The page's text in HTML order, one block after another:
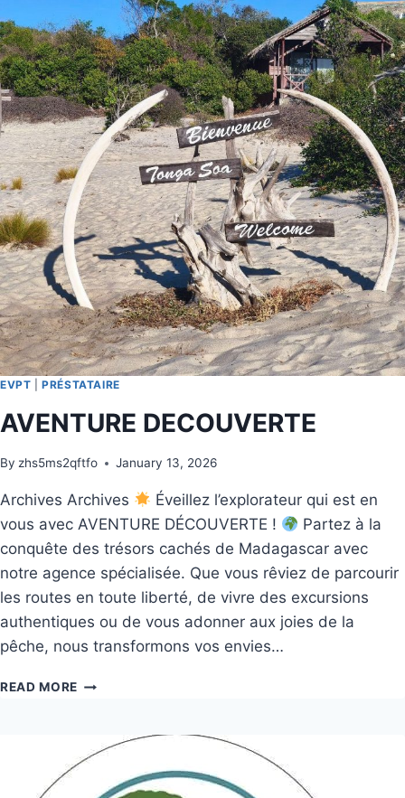
EVPT |PRÉSTATAIRE
AVENTURE DECOUVERTE
By zhs5ms2qftfo January 13, 2026
Archives Archives
Éveillez l’explorateur qui est en
vous avec AVENTURE DÉCOUVERTE !
Partez à la
conquête des trésors cachés de Madagascar avec
notre agence spécialisée. Que vous rêviez de parcourir
les routes en toute liberté, de vivre des excursions
authentiques ou de vous adonner aux joies de la
pêche, nous transformons vos envies…
READ MORE